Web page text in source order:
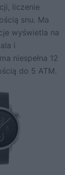
liczenie
snu. Ma
wyświetla na
i
niespełna 12
do 5 ATM.